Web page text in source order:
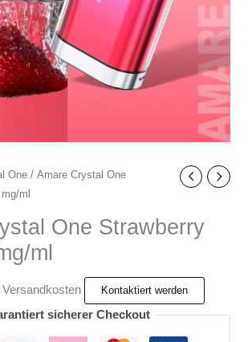
One / Amare Crystal One
ml
One Strawberry
ml
sicherer Checkout